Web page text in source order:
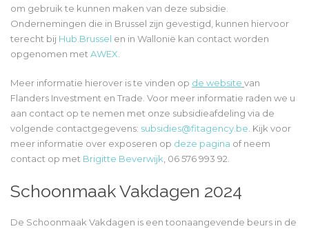
om gebruik te kunnen maken van deze subsidie.
Ondernemingen die in Brussel zijn gevestigd, kunnen hiervoor
terecht bij Hub.Brussel en in Wallonië kan contact worden
opgenomen met AWEX
Meer informatie hierover is te vinden op de website van
Flanders Investment en Trade. Voor meer informatie raden we u
aan contact op te nemen met onze subsidieafdeling via de
volgende contactgegevens: subsidies@fitagency.be . Kijk voor
meer informatie over exposeren op deze pagina of neem
contact op met Brigitte Beverwijk , 06 576 993 92.
Schoonmaak Vakdagen 2024
De Schoonmaak Vakdagen is een toonaangevende beurs in de